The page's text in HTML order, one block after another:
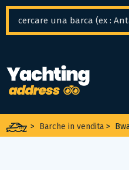
> Barche in vendita >
Pannello di gestione dei cookies